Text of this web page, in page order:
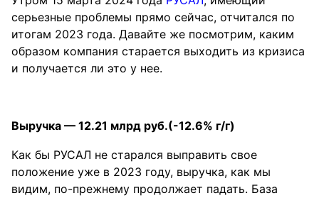
серьезные проблемы прямо сейчас, отчитался по
итогам 2023 года. Давайте же посмотрим, каким
образом компания старается выходить из кризиса
и получается ли это у нее.
Выручка — 12.21 млрд руб.(-12.6% г/г)
Как бы РУСАЛ не старался выправить свое
положение уже в 2023 году, выручка, как мы
видим, по-прежнему продолжает падать. База